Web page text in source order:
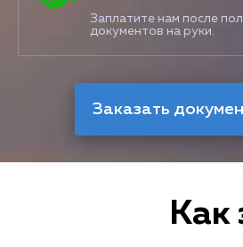
Заплатите нам после
документов на руки.
Как